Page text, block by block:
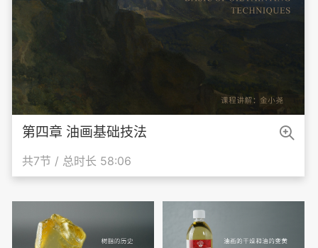
第四章 油画基础技法
共7节 / 总时长 58:06
